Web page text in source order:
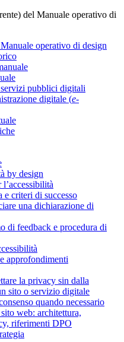
del Manuale operativo di
operativo di design
pubblici digitali
digitale (e-
by design
e criteri di successo
una dichiarazione di
di feedback e procedura di
approfondimenti
la privacy sin dalla
sito o servizio digitale
quando necessario
web: architettura,
riferimenti DPO